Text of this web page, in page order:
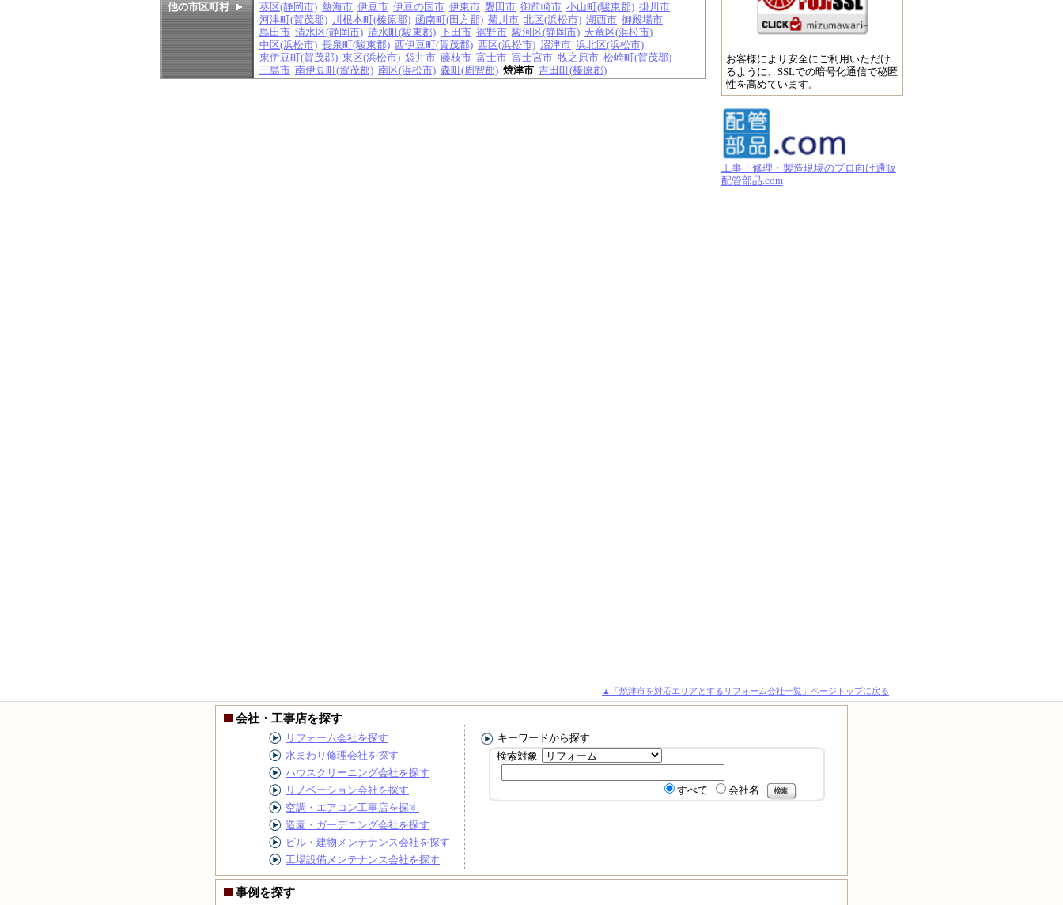
他の市区町村 葵区(静岡市) 熱海市 伊豆市 伊豆の国市 伊東市 磐田市 御前崎市 小山町(駿東郡) 掛川市
河津町(賀茂郡) 川根本町(榛原郡) 函南町(田方郡) 菊川市 北区(浜松市) 湖西市 御殿場市
島田市 清水区(静岡市) 清水町(駿東郡) 下田市 裾野市 駿河区(静岡市) 天竜区(浜松市)
中区(浜松市) 長泉町(駿東郡) 西伊豆町(賀茂郡) 西区(浜松市) 沼津市 浜北区(浜松市)
東伊豆町(賀茂郡) 東区(浜松市) 袋井市 藤枝市 富士市 富士宮市 牧之原市 松崎町(賀茂郡)
三島市 南伊豆町(賀茂郡) 南区(浜松市) 森町(周智郡) 焼津市 吉田町(榛原郡)
お客様により安全にご利用いただけ
るように、SSLでの暗号化通信で秘匿
性を高めています。
工事・修理・製造現場のプロ向け通販
配管部品.com
▲「焼津市を対応エリアとするリフォーム会社一覧」ページトップに戻る
会社・工事店を探す
リフォーム会社を探す
水まわり修理会社を探す
ハウスクリーニング会社を探す
リノベーション会社を探す
空調・エアコン工事店を探す
造園・ガーデニング会社を探す
ビル・建物メンテナンス会社を探す
工場設備メンテナンス会社を探す
キーワードから探す
検索対象
すべて 会社名
事例を探す